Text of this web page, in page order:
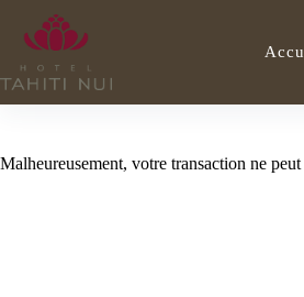
contenu
Malheureusement, votre transaction ne